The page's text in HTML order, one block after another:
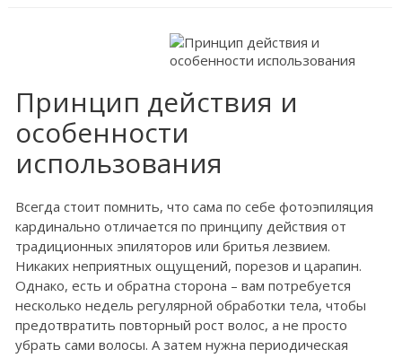
Принцип действия и
особенности
использования
Всегда стоит помнить, что сама по себе фотоэпиляция
кардинально отличается по принципу действия от
традиционных эпиляторов или бритья лезвием.
Никаких неприятных ощущений, порезов и царапин.
Однако, есть и обратна сторона – вам потребуется
несколько недель регулярной обработки тела, чтобы
предотвратить повторный рост волос, а не просто
убрать сами волосы. А затем нужна периодическая